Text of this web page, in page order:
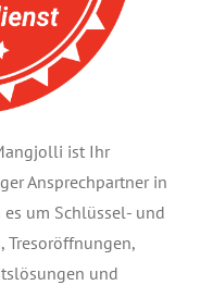
ist Ihr
Ansprechpartner in
um Schlüssel- und
Tresoröffnungen,
und